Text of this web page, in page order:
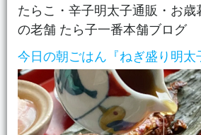
ゴ
リ
ー
たらこ・辛子明太子通販・お
の老舗 たら子一番本舗ブログ
今日の朝ごはん『ねぎ盛り明太